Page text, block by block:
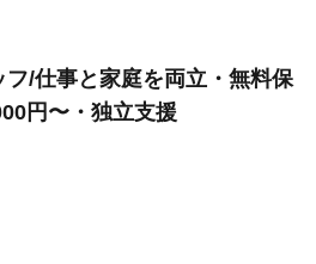
/仕事と家庭を両立・無料保
円〜・独立支援